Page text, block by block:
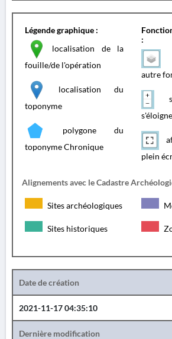
Légende graphique :
localisation de la
fouille/de l'opération
localisation du
toponyme
polygone du
toponyme Chronique
:
autre
plein
Alignements avec le Cadastre
Sites archéologiques
Sites historiques
Date de création
2021-11-17 04:35:10
Dernière modification